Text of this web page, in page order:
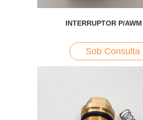
INTERRUPTOR P/
Sob Consulta